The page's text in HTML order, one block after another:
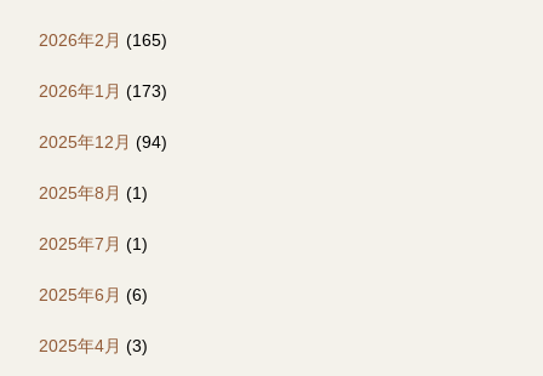
2026年2月 (165)
2026年1月 (173)
2025年12月 (94)
2025年8月 (1)
2025年7月 (1)
2025年6月 (6)
2025年4月 (3)